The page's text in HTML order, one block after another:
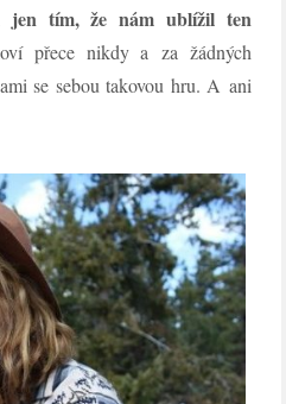
tím, že nám ublížil ten
přece nikdy a za žádných
se sebou takovou hru. A ani